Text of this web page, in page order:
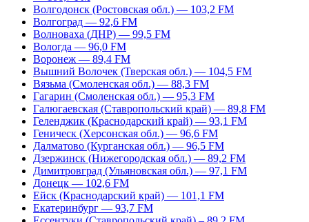
Волгодонск (Ростовская обл.) — 103,2 FM
Волгоград — 92,6 FM
Волноваха (ДНР) — 99,5 FM
Вологда — 96,0 FM
Воронеж — 89,4 FM
Вышний Волочек (Тверская обл.) — 104,5 FM
Вязьма (Смоленская обл.) — 88,3 FM
Гагарин (Смоленская обл.) — 95,3 FM
Галюгаевская (Ставропольский край) — 89,8 FM
Геленджик (Краснодарский край) — 93,1 FM
Геническ (Херсонская обл.) — 96,6 FM
Далматово (Курганская обл.) — 96,5 FM
Дзержинск (Нижегородская обл.) — 89,2 FM
Димитровград (Ульяновская обл.) — 97,1 FM
Донецк — 102,6 FM
Ейск (Краснодарский край) — 101,1 FM
Екатеринбург — 93,7 FM